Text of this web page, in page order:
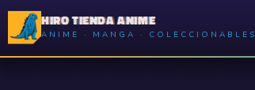
HIRO TIENDA ANIME
ANIME · MANGA · COLECCIONABLES